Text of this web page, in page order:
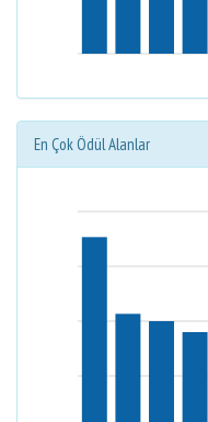
En Çok Ödül Alanlar